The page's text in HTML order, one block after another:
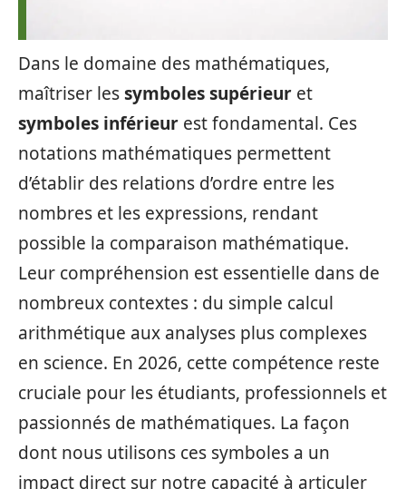
Dans le domaine des mathématiques,
maîtriser lessymboles supérieur et
symboles inférieur est fondamental. Ces
notations mathématiques permettent
d’établir des relations d’ordre entre les
nombres et les expressions, rendant
possible la comparaison mathématique.
Leur compréhension est essentielle dans de
nombreux contextes : du simple calcul
arithmétique aux analyses plus complexes
en science. En 2026, cette compétence reste
cruciale pour les étudiants, professionnels et
passionnés de mathématiques. La façon
dont nous utilisons ces symboles a un
impact direct sur notre capacité à articuler